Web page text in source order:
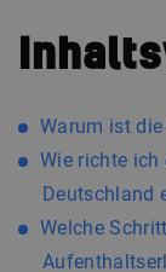
Warum ist
Wie richte ich
Deutschland
Welche